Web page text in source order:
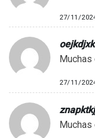
27/11/
27/11/
Muchas